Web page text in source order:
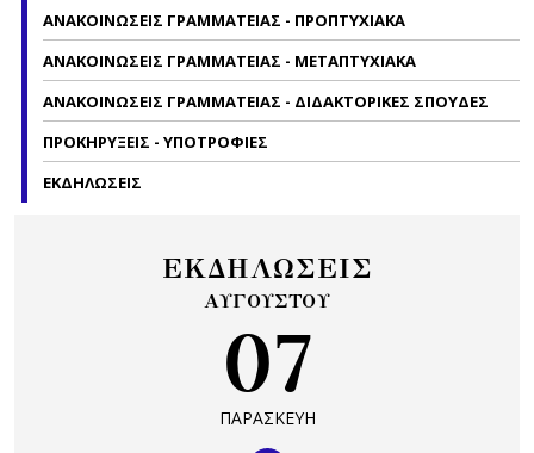
ΑΝΑΚΟΙΝΩΣΕΙΣ ΓΡΑΜΜΑΤΕΙΑΣ - ΠΡΟΠΤΥΧΙΑΚΑ
ΑΝΑΚΟΙΝΩΣΕΙΣ ΓΡΑΜΜΑΤΕΙΑΣ - ΜΕΤΑΠΤΥΧΙΑΚΑ
ΑΝΑΚΟΙΝΩΣΕΙΣ ΓΡΑΜΜΑΤΕΙΑΣ - ΔΙΔΑΚΤΟΡΙΚΕΣ ΣΠΟΥΔΕΣ
ΠΡΟΚΗΡΥΞΕΙΣ - ΥΠΟΤΡΟΦΙΕΣ
ΕΚΔΗΛΩΣΕΙΣ
ΕΚΔΗΛΩΣΕΙΣ
ΑΥΓΟΥΣΤΟΥ
07
ΠΑΡΑΣΚΕΥΗ